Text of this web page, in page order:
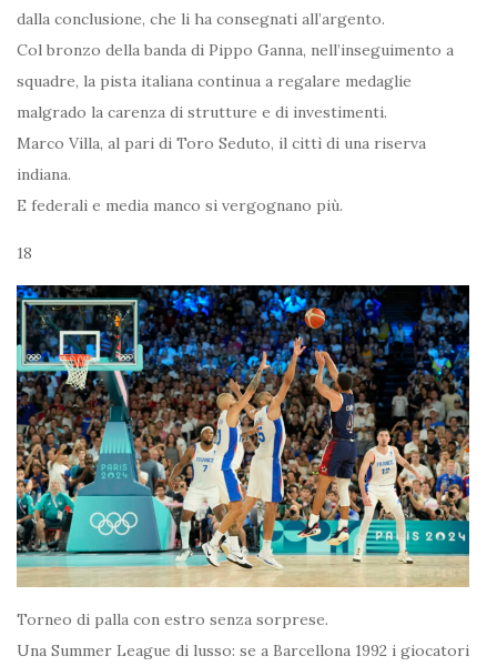
dalla conclusione, che li ha consegnati all’argento.
Col bronzo della banda di Pippo Ganna, nell’inseguimento a
squadre, la pista italiana continua a regalare medaglie
malgrado la carenza di strutture e di investimenti.
Marco Villa, al pari di Toro Seduto, il cittì di una riserva
indiana.
E federali e media manco si vergognano più.
18
Torneo di palla con estro senza sorprese.
Una Summer League di lusso: se a Barcellona 1992 i giocatori